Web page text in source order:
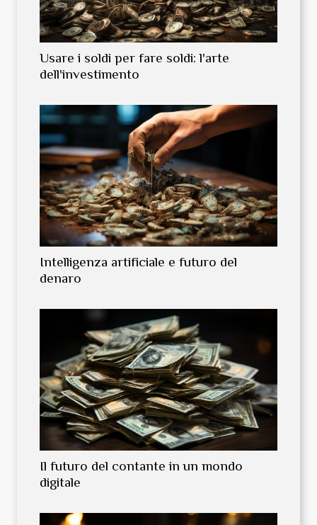
Usare i soldi per fare soldi: l'arte
dell'investimento
Intelligenza artificiale e futuro del
denaro
Il futuro del contante in un mondo
digitale